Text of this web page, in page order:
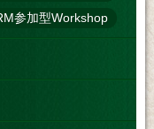
参加型Workshop